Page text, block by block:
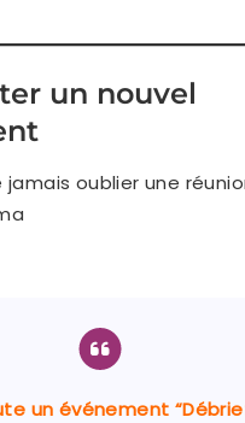
un nouvel
jamais oublier une
un événement